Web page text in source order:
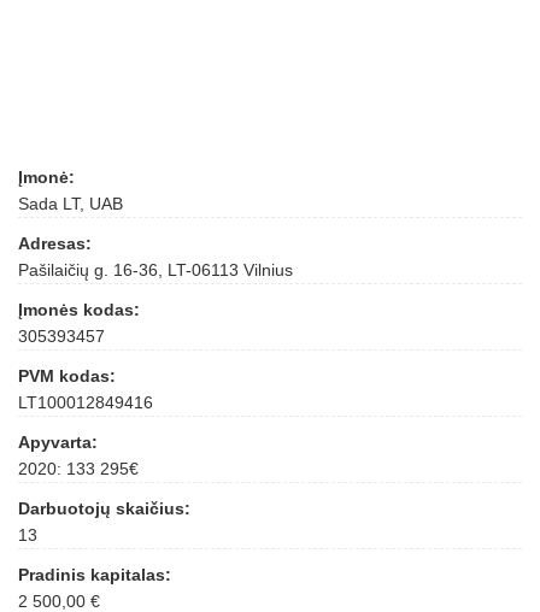
Įmonė:
Sada LT, UAB
Adresas:
Pašilaičių g. 16-36, LT-06113 Vilnius
Įmonės kodas:
305393457
PVM kodas:
LT100012849416
Apyvarta:
2020: 133 295€
Darbuotojų skaičius:
13
Pradinis kapitalas:
2 500,00 €